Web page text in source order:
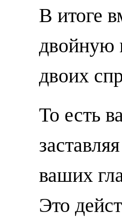
В итоге
двойную
двоих
То есть
ваших
Это